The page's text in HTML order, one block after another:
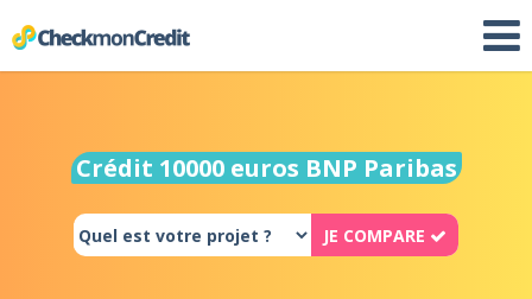
Crédit 10000 euros BNP Paribas
JE COMPARE